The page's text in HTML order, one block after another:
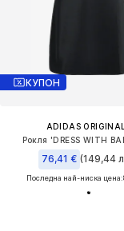
КУПОН
ADIDAS
Рокля 'DRESS WITH
76,41 € (149,44
Последна най-ниска цена: